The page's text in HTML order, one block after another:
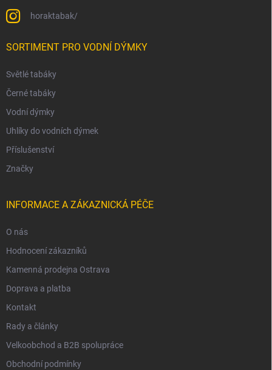
horaktabak/
SORTIMENT PRO VODNÍ DÝMKY
Světlé tabáky
Černé tabáky
Vodní dýmky
Uhlíky do vodních dýmek
Příslušenství
Značky
INFORMACE A ZÁKAZNICKÁ PÉČE
O nás
Hodnocení zákazníků
Kamenná prodejna Ostrava
Doprava a platba
Kontakt
Rady a články
Velkoobchod a B2B spolupráce
Obchodní podmínky